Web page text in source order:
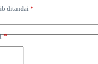
ditandai *
*